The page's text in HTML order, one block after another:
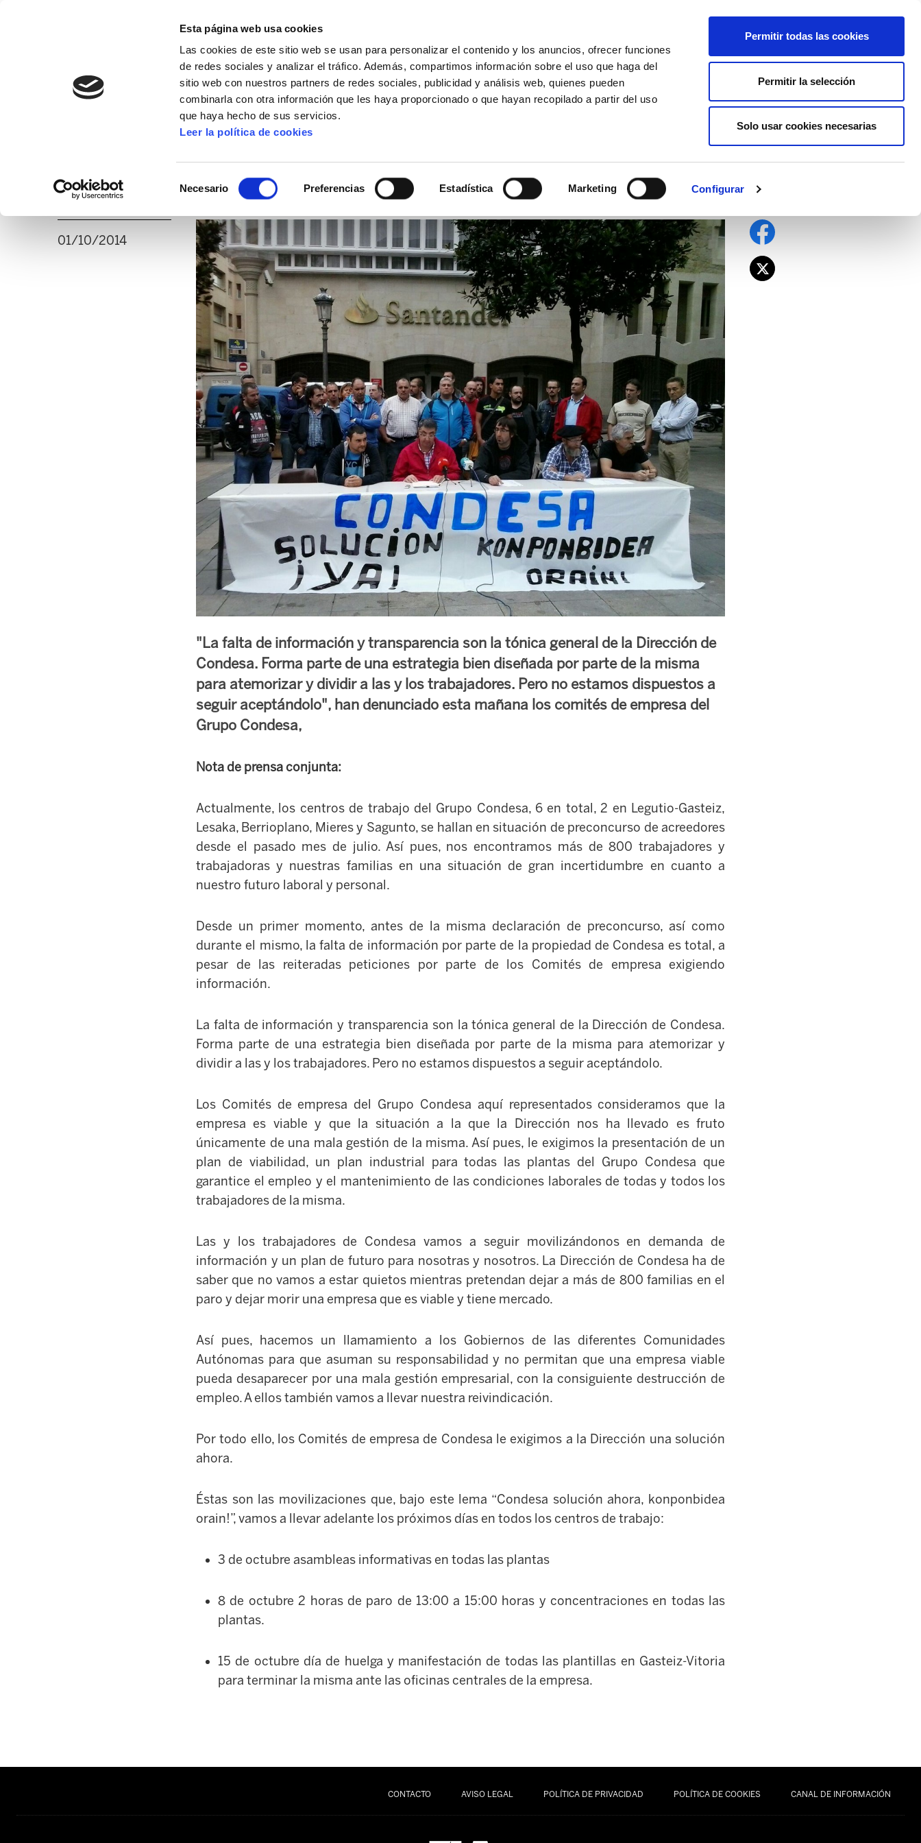
Esta página web usa cookies
Las cookies de este sitio web se usan para personalizar el contenido y los anuncios, ofrecer funciones
de redes sociales y analizar el tráfico. Además, compartimos información sobre el uso que haga del
sitio web con nuestros partners de redes sociales, publicidad y análisis web, quienes pueden
combinarla con otra información que les haya proporcionado o que hayan recopilado a partir del uso
que haya hecho de sus servicios.
Leer la política de cookies
Necesario Preferencias Estadística Marketing Configurar
Permitir todas las cookies
Permitir la selección
Solo usar cookies necesarias
AFÍLIATE
MANU ROBLES-ARANGIZ FUNDAZIOA BIDELAGUN FUNDAZIOA
Los comités del Grupo Condesa demandan información y
transparencia
01/10/2014
"La falta de información y transparencia son la tónica general de la Dirección de
Condesa. Forma parte de una estrategia bien diseñada por parte de la misma
para atemorizar y dividir a las y los trabajadores. Pero no estamos dispuestos a
seguir aceptándolo", han denunciado esta mañana los comités de empresa del
Grupo Condesa,
Nota de prensa conjunta:
Actualmente, los centros de trabajo del Grupo Condesa, 6 en total, 2 en Legutio-Gasteiz,
Lesaka, Berrioplano, Mieres y Sagunto, se hallan en situación de preconcurso de acreedores
desde el pasado mes de julio. Así pues, nos encontramos más de 800 trabajadores y
trabajadoras y nuestras familias en una situación de gran incertidumbre en cuanto a
nuestro futuro laboral y personal.
Desde un primer momento, antes de la misma declaración de preconcurso, así como
durante el mismo, la falta de información por parte de la propiedad de Condesa es total, a
pesar de las reiteradas peticiones por parte de los Comités de empresa exigiendo
información.
La falta de información y transparencia son la tónica general de la Dirección de Condesa.
Forma parte de una estrategia bien diseñada por parte de la misma para atemorizar y
dividir a las y los trabajadores. Pero no estamos dispuestos a seguir aceptándolo.
Los Comités de empresa del Grupo Condesa aquí representados consideramos que la
empresa es viable y que la situación a la que la Dirección nos ha llevado es fruto
únicamente de una mala gestión de la misma. Así pues, le exigimos la presentación de un
plan de viabilidad, un plan industrial para todas las plantas del Grupo Condesa que
garantice el empleo y el mantenimiento de las condiciones laborales de todas y todos los
trabajadores de la misma.
Las y los trabajadores de Condesa vamos a seguir movilizándonos en demanda de
información y un plan de futuro para nosotras y nosotros. La Dirección de Condesa ha de
saber que no vamos a estar quietos mientras pretendan dejar a más de 800 familias en el
paro y dejar morir una empresa que es viable y tiene mercado.
Así pues, hacemos un llamamiento a los Gobiernos de las diferentes Comunidades
Autónomas para que asuman su responsabilidad y no permitan que una empresa viable
pueda desaparecer por una mala gestión empresarial, con la consiguiente destrucción de
empleo. A ellos también vamos a llevar nuestra reivindicación.
Por todo ello, los Comités de empresa de Condesa le exigimos a la Dirección una solución
ahora.
Éstas son las movilizaciones que, bajo este lema “Condesa solución ahora, konponbidea
orain!”, vamos a llevar adelante los próximos días en todos los centros de trabajo:
3 de octubre asambleas informativas en todas las plantas
8 de octubre 2 horas de paro de 13:00 a 15:00 horas y concentraciones en todas las
plantas.
15 de octubre día de huelga y manifestación de todas las plantillas en Gasteiz-Vitoria
para terminar la misma ante las oficinas centrales de la empresa.
CONTACTO AVISO LEGAL POLÍTICA DE PRIVACIDAD POLÍTICA DE COOKIES CANAL DE INFORMACIÓN